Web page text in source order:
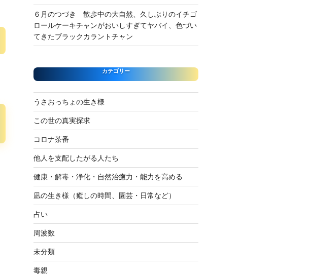
６月のつづき 散歩中の大自然、久しぶりのイチゴ
ロールケーキチャンがおいしすぎてヤバイ、色づい
てきたブラックカラントチャン
カテゴリー
うさおっちょの生き様
この世の真実探求
コロナ茶番
他人を支配したがる人たち
健康・解毒・浄化・自然治癒力・能力を高める
凪の生き様（癒しの時間、園芸・日常など）
占い
周波数
未分類
毒親